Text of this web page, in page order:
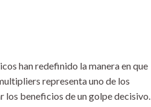
han redefinido la manera en que
representa uno de los
los beneficios de un golpe decisivo.